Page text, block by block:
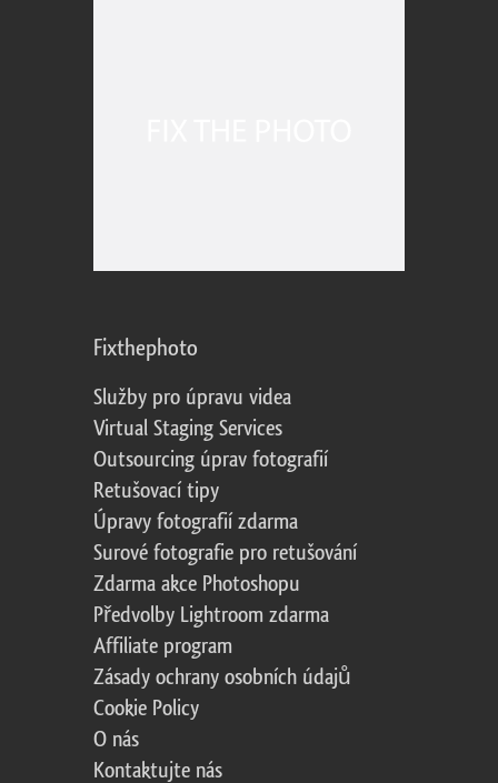
Fixthephoto
Služby pro úpravu videa
Virtual Staging Services
Outsourcing úprav fotografií
Retušovací tipy
Úpravy fotografií zdarma
Surové fotografie pro retušování
Zdarma akce Photoshopu
Předvolby Lightroom zdarma
Affiliate program
Zásady ochrany osobních údajů
Cookie Policy
O nás
Kontaktujte nás